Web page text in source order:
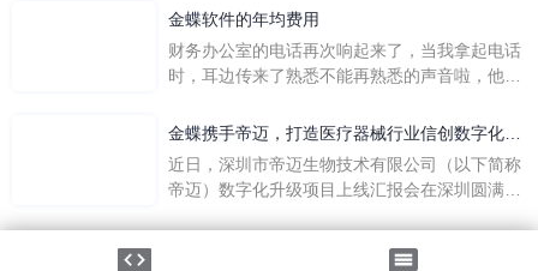
下简称“金蝶”）在辽宁沈阳签署战略合作协议。
营管控平台，从而实现公司产研一体化、业财一
体化，提升公司整体业务水平。
金蝶软件的年均费用
财务办公室的电话再次响起来了，当我拿起电话
时，耳边传来了熟悉不能再熟悉的声音啦，他就
软件过程中遇到任何问题，我都可以获得金蝶服
一年的使用时间已经到了。我们公司用的是金蝶
KIS系列的标准版，一年的服务费是1000元/年。
刚看到这个1000元这个数字的时候，你是不是也
觉得有点高了，但是在一年的使用的过程中还有
金蝶携手帝迈，打造医疗器械行业信创数字化标
杆
近日，深圳市帝迈生物技术有限公司（以下简称
帝迈）数字化升级项目上线汇报会在深圳圆满召
©2026金蝶软件（中国）有限公司
粤ICP备05041751号